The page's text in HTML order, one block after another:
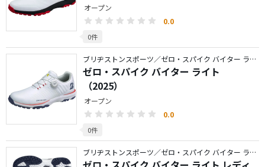
オープン
0.0
0件
ブリヂストンスポーツ／ゼロ・スパイク バイター ライト
ゼロ・スパイク バイター ライト
（2025）
オープン
0.0
0件
ブリヂストンスポーツ／ゼロ・スパイク バイター ライト